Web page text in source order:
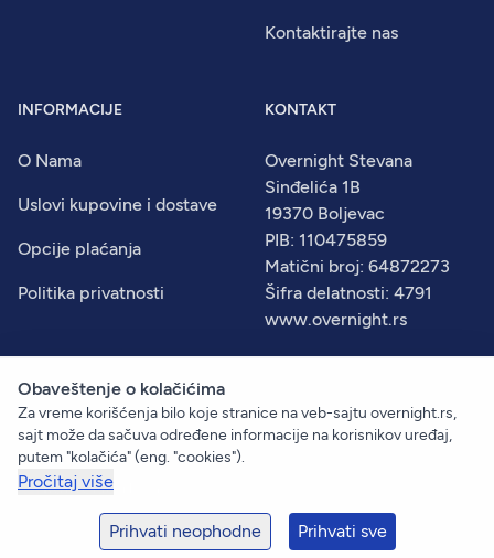
Kontaktirajte nas
INFORMACIJE
O Nama
Uslovi kupovine i dostave
Opcije plaćanja
Politika privatnosti
KONTAKT
Overnight Stevana
Sinđelića 1B
19370 Boljevac
PIB: 110475859
Matični broj: 64872273
Šifra delatnosti: 4791
www.overnight.rs
© 2026Overnight. Sva prava zadržana.
Created by:Dejan Vukelić
+381 60 633 09 00 prodaja@overnight.rs
Obaveštenje o kolačićima
Za vreme korišćenja bilo koje stranice na veb-sajtu overnight.rs,
sajt može da sačuva određene informacije na korisnikov uređaj,
putem "kolačića" (eng. "cookies").
Pročitaj više
Prihvati neophodne Prihvati sve